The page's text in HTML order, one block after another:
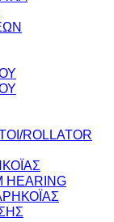
ROLLATOR